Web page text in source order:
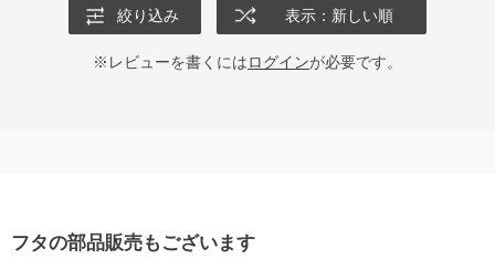
絞り込み 表示：新しい順
※レビューを書くにはログインが必要です。
フタの部品販売もございます